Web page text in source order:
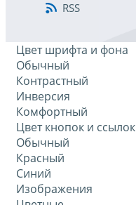
RSS
Цвет шрифта и фона
Обычный
Контрастный
Инверсия
Комфортный
Цвет кнопок и ссылок
Обычный
Красный
Синий
Изображения